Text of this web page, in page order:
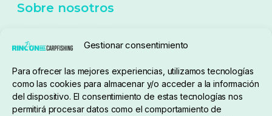
Gestionar consentimiento
Para ofrecer las mejores experiencias, utilizamos tecnologías
como las cookies para almacenar y/o acceder a la información
del dispositivo. El consentimiento de estas tecnologías nos
permitirá procesar datos como el comportamiento de
Sobre nosotros
pedidos@elrincondelcarpfishing.com
910 824 923